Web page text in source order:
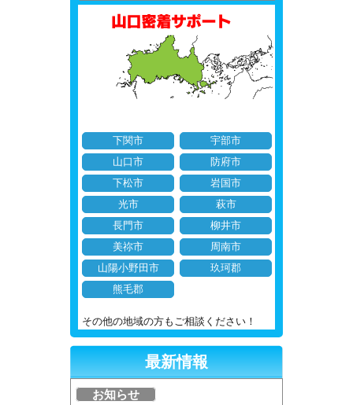
下関市
宇部市
山口市
防府市
下松市
岩国市
光市
萩市
長門市
柳井市
美祢市
周南市
山陽小野田市
玖珂郡
熊毛郡
その他の地域の方もご相談ください！
最新情報
お知らせ